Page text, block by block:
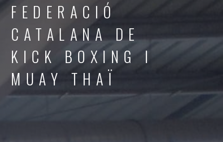
FEDERACIÓ
CATALANA DE
KICK BOXING I
MUAY THAÏ